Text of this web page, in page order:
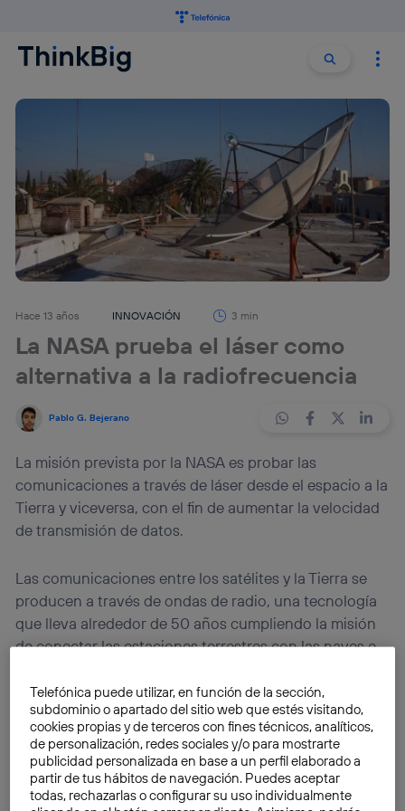
Buscar
Hace 13 años INNOVACIÓN 3 min
La NASA prueba el láser como
alternativa a la radiofrecuencia
Pablo G. Bejerano
La misión prevista por la NASA es probar las
comunicaciones a través de láser desde el espacio a la
Tierra y viceversa, con el fin de aumentar la velocidad
de transmisión de datos.
Las comunicaciones entre los satélites y la Tierra se
producen a través de ondas de radio, una tecnología
que lleva alrededor de 50 años cumpliendo la misión
de conectar las estaciones terrestres con las naves e
de los datos también ha llegado a la industria
aeroespacial, con lo que las necesidades de
transmisión han aumentado. Con el fin de cubrirlas, la
NASA ha decidido probar la eficacia de la
comunicación por láser en satélites, que podría ser
seis veces más rápida que las conexiones actuales
Telefónica puede utilizar, en función de la sección,
subdominio o apartado del sitio web que estés visitando,
cookies propias y de terceros con fines técnicos, analíticos,
de personalización, redes sociales y/o para mostrarte
publicidad personalizada en base a un perfil elaborado a
partir de tus hábitos de navegación. Puedes aceptar
todas, rechazarlas o configurar su uso individualmente